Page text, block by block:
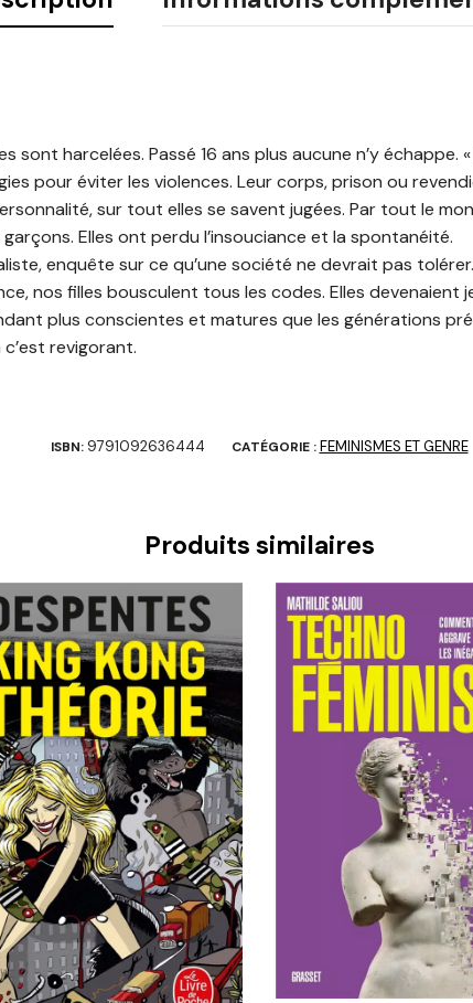
sont harcelées. Passé 16 ans plus aucune n’y échappe. «
pour éviter les violences. Leur corps, prison ou
sur tout elles se savent jugées. Par tout le
Elles ont perdu l’insouciance et la spontanéité.
enquête sur ce qu’une société ne devrait pas
nos filles bousculent tous les codes. Elles
plus conscientes et matures que les générations
revigorant.
ISBN: 9791092636444 CATÉGORIE :FEMINISMES ET GENRE
Produits similaires